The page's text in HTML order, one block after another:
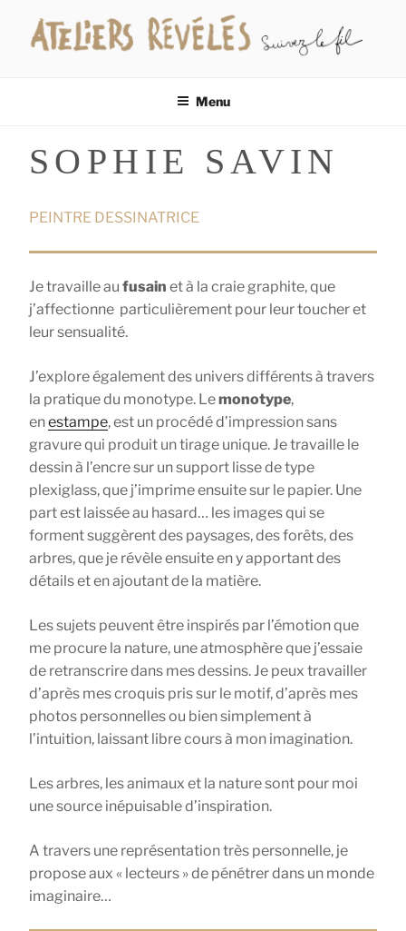
contenu
Menu
SOPHIE SAVIN
PEINTRE DESSINATRICE
Je travaille au fusain et à la craie graphite, que
j’affectionne particulièrement pour leur toucher et
leur sensualité.
J’explore également des univers différents à travers
la pratique du monotype. Lemonotype,
enestampe, est un procédé d’impression sans
gravure qui produit un tirage unique. Je travaille le
dessin à l’encre sur un support lisse de type
plexiglass, que j’imprime ensuite sur le papier. Une
part est laissée au hasard… les images qui se
forment suggèrent des paysages, des forêts, des
arbres, que je révèle ensuite en y apportant des
détails et en ajoutant de la matière.
Les sujets peuvent être inspirés par l’émotion que
me procure la nature, une atmosphère que j’essaie
de retranscrire dans mes dessins. Je peux travailler
d’après mes croquis pris sur le motif, d’après mes
photos personnelles ou bien simplement à
l’intuition, laissant libre cours à mon imagination.
Les arbres, les animaux et la nature sont pour moi
une source inépuisable d’inspiration.
A travers une représentation très personnelle, je
propose aux « lecteurs » de pénétrer dans un monde
imaginaire…